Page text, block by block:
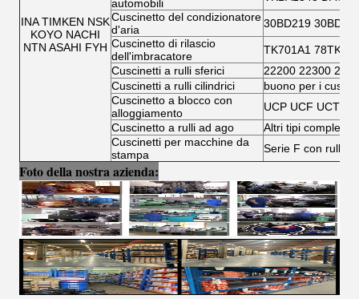
INA TIMKEN NSK
KOYO NACHI
NTN ASAHI FYH
automobili
Cuscinetto del condizionatore
d'aria
30BD219 30BD40
Cuscinetto di rilascio
dell'imbracatore
TK701A1
Cuscinetti a rulli sferici
22200 22300
Cuscinetti a rulli cilindrici
buono per i
Cuscinetto a blocco con
alloggiamento
UCP UCF UCT
Cuscinetto a rulli ad ago
Altri tipi completi
Cuscinetti per macchine da
stampa
Serie F con rullo
Foto della nostra azienda: